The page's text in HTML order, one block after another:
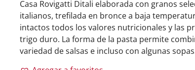
Casa Rovigatti Ditali elaborada con granos
italianos, trefilada en bronce a baja
intactos todos los valores nutricionales y las
trigo duro. La forma de la pasta permite
variedad de salsas e incluso con algunas